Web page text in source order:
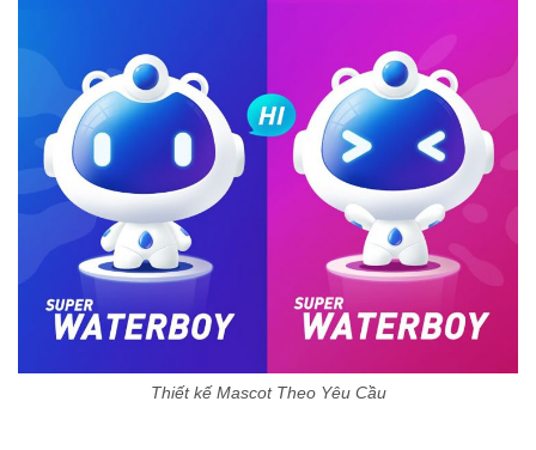
Thiết kế Mascot Theo Yêu Cầu